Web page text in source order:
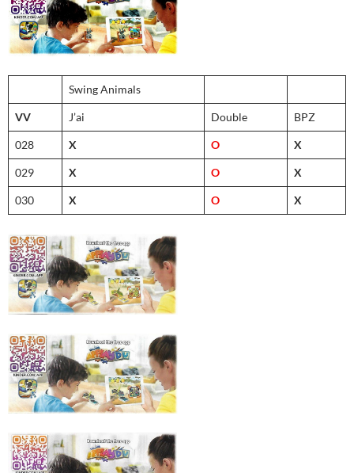
Swing Animals
VV J’ai Double BPZ
028 X O X
029 X O X
030 X O X